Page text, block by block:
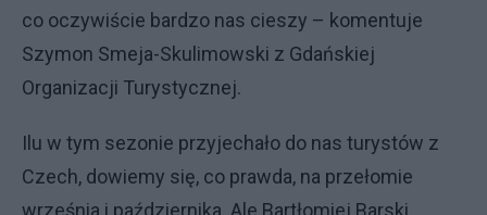
co oczywiście bardzo nas cieszy – komentuje
Szymon Smeja-Skulimowski z Gdańskiej
Organizacji Turystycznej.
Ilu w tym sezonie przyjechało do nas turystów z
Czech, dowiemy się, co prawda, na przełomie
września i października. Ale Bartłomiej Barski,